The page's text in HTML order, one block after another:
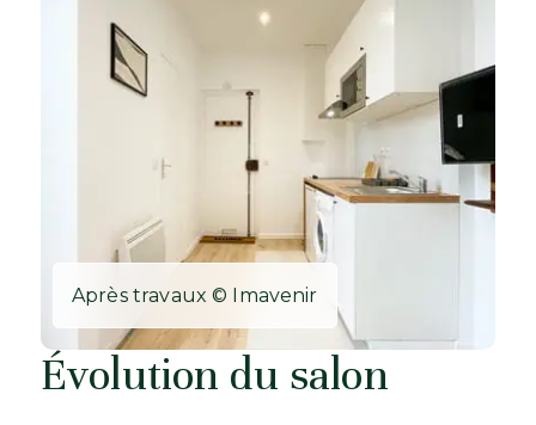
Après travaux © Imavenir
Évolution du salon